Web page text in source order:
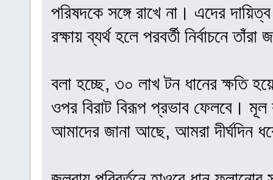
পরিষদকে সঙ্গে রাখে না। এদের
রক্ষায় ব্যর্থ হলে পরবর্তী নির্বাচনে
বলা হচ্ছে, ৩০ লাখ টন ধানের ক্ষতি
ওপর বিরাট বিরূপ প্রভাব ফেলবে। মূল
আমাদের জানা আছে, আমরা দীর্ঘদিন